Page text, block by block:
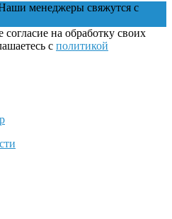
менеджеры свяжутся с
на обработку своих
с политикой